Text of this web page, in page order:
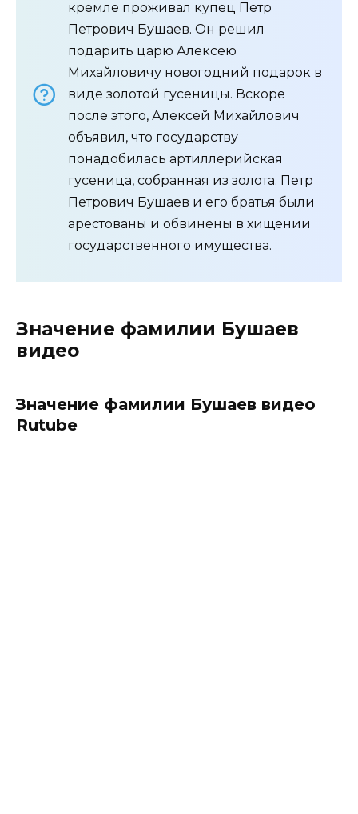
кремле проживал купец Петр
Петрович Бушаев. Он решил
подарить царю Алексею
Михайловичу новогодний подарок в
виде золотой гусеницы. Вскоре
после этого, Алексей Михайлович
объявил, что государству
понадобилась артиллерийская
гусеница, собранная из золота. Петр
Петрович Бушаев и его братья были
арестованы и обвинены в хищении
государственного имущества.
Значение фамилии Бушаев
видео
Значение фамилии Бушаев видео
Rutube